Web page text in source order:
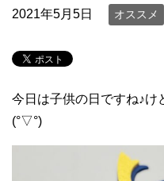
2021年5月5日 オススメ
今日は子供の日ですね♪け
(°▽°)